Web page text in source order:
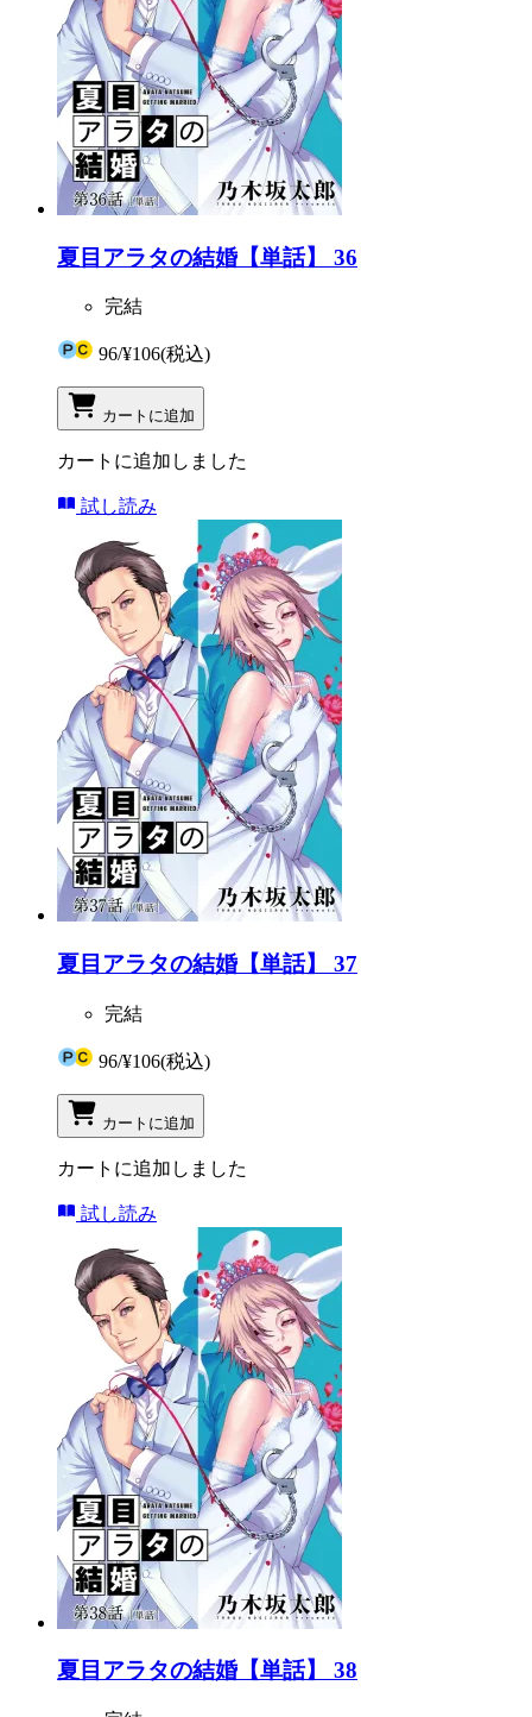
夏目アラタの結婚【単話】 36
完結
96/¥106(税込)
カートに追加
カートに追加しました
試し読み
夏目アラタの結婚【単話】 37
完結
96/¥106(税込)
カートに追加
カートに追加しました
試し読み
夏目アラタの結婚【単話】 38